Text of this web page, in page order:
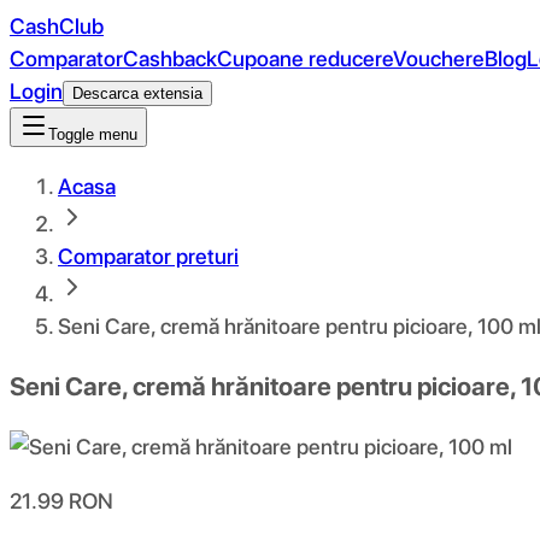
CashClub
ComparatorCashbackCupoane reducereVouchereBlog
Login
Descarca extensia
Toggle menu
Acasa
Comparator preturi
Seni Care, cremă hrănitoare pentru picioare, 100 ml
Seni Care, cremă hrănitoare pentru picioare,
21.99 RON